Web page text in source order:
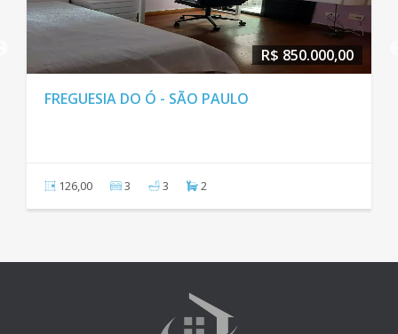
R$ 850.000,00
FREGUESIA DO Ó - SÃO PAULO
126,00 3 3 2